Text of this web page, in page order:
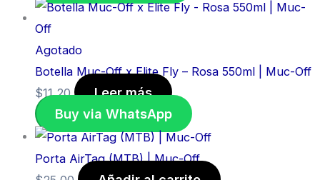
Agotado
Botella Muc-Off x Elite Fly – Rosa 550ml | Muc-Off
$11,20
Leer más
Buy via WhatsApp
Porta AirTag (MTB) | Muc-Off